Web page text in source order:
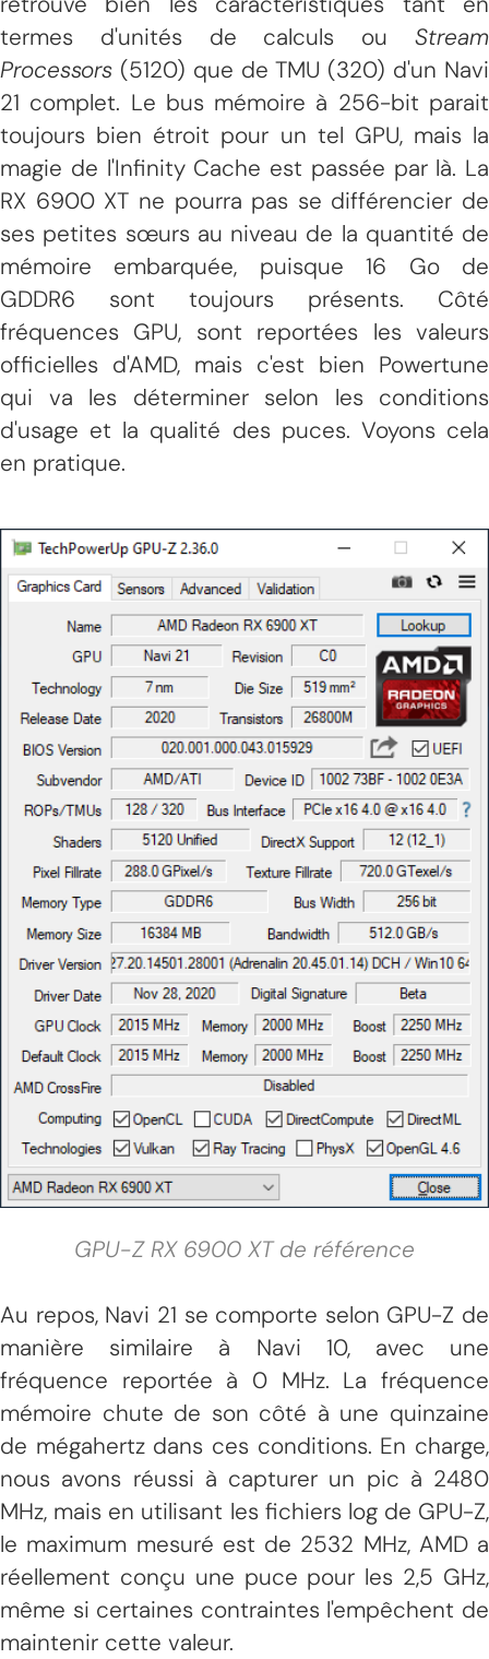
termes d'unités de calculs ou Stream
Processors (5120) que de TMU (320) d'un Navi
21 complet. Le bus mémoire à 256-bit parait
toujours bien étroit pour un tel GPU, mais la
magie de l'Infinity Cache est passée par là. La
RX 6900 XT ne pourra pas se différencier de
ses petites sœurs au niveau de la quantité de
mémoire embarquée, puisque 16 Go de
GDDR6 sont toujours présents. Côté
fréquences GPU, sont reportées les valeurs
officielles d'AMD, mais c'est bien Powertune
qui va les déterminer selon les conditions
d'usage et la qualité des puces. Voyons cela
en pratique.
GPU-Z RX 6900 XT de référence
Au repos, Navi 21 se comporte selon GPU-Z de
manière similaire à Navi 10, avec une
fréquence reportée à 0 MHz. La fréquence
mémoire chute de son côté à une quinzaine
de mégahertz dans ces conditions. En charge,
nous avons réussi à capturer un pic à 2480
MHz, mais en utilisant les fichiers log de GPU-Z,
le maximum mesuré est de 2532 MHz, AMD a
réellement conçu une puce pour les 2,5 GHz,
même si certaines contraintes l'empêchent de
maintenir cette valeur.